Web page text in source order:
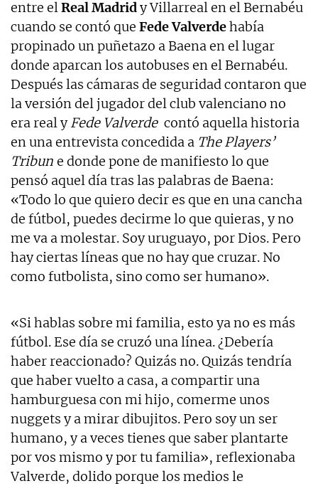
entre elReal Madridy Villarreal en el Bernabéu
cuando se contó que Fede Valverdehabía
propinado un puñetazo a Baena en el lugar
donde aparcan los autobuses en el Bernabéu.
Después las cámaras de seguridad contaron que
la versión del jugador del club valenciano no
era real yFede Valverde contó aquella historia
en una entrevista concedida a The Players’
Tribun e donde pone de manifiesto lo que
pensó aquel día tras las palabras de Baena:
«Todo lo que quiero decir es que en una cancha
de fútbol, puedes decirme lo que quieras, y no
me va a molestar. Soy uruguayo, por Dios. Pero
hay ciertas líneas que no hay que cruzar. No
como futbolista, sino como ser humano».
«Si hablas sobre mi familia, esto ya no es más
fútbol. Ese día se cruzó una línea. ¿Debería
haber reaccionado? Quizás no. Quizás tendría
que haber vuelto a casa, a compartir una
hamburguesa con mi hijo, comerme unos
nuggets y a mirar dibujitos. Pero soy un ser
humano, y a veces tienes que saber plantarte
por vos mismo y por tu familia», reflexionaba
Valverde, dolido porque los medios le